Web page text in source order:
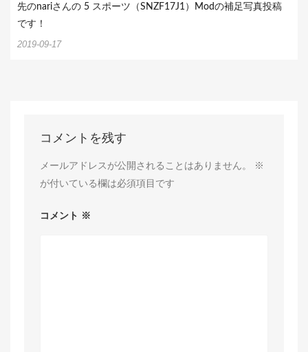
先のnariさんの 5 スポーツ（SNZF17J1）Modの補足写真投稿
です！
2019-09-17
コメントを残す
メールアドレスが公開されることはありません。
※
が付いている欄は必須項目です
コメント ※